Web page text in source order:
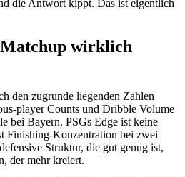
die Antwort kippt. Das ist eigentlich
Matchup wirklich
den zugrunde liegenden Zahlen
player Counts und Dribble Volume
bei Bayern. PSGs Edge ist keine
Finishing-Konzentration bei zwei
Struktur, die gut genug ist,
der mehr kreiert.